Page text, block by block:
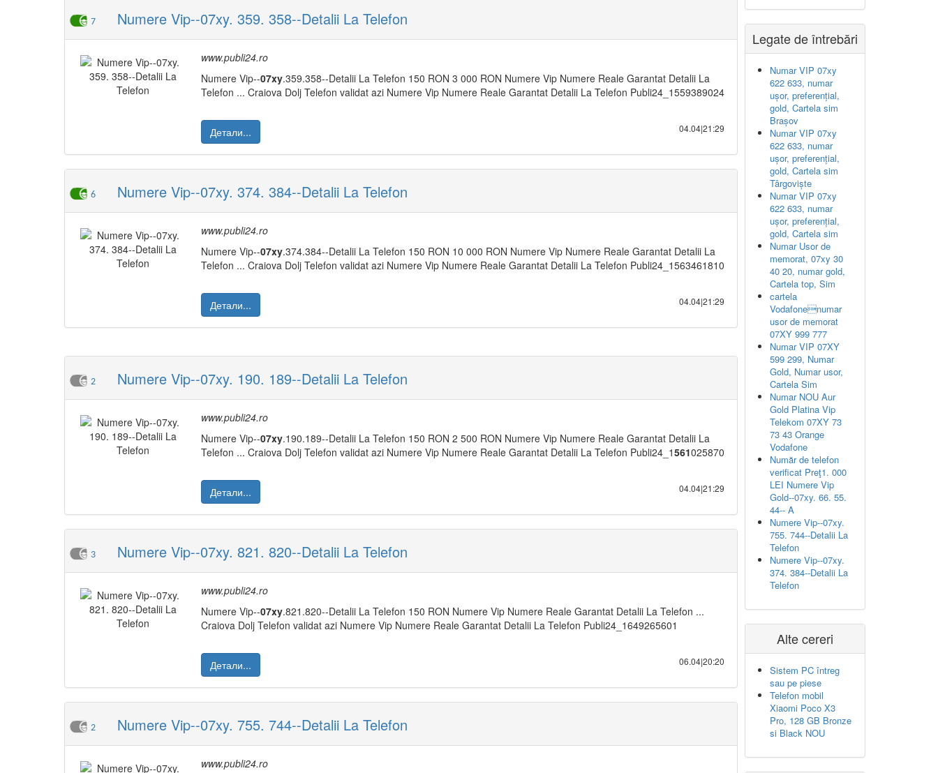
7 Numere Vip--07xy. 359. 358--Detalii La Telefon
www.publi24.ro
Numere Vip--07xy.359.358--Detalii La Telefon 150 RON 3 000 RON Numere Vip Numere Reale Garantat Detalii La
Telefon ... Craiova Dolj Telefon validat azi Numere Vip Numere Reale Garantat Detalii La Telefon Publi24_1559389024
Детали... 04.04|21:29
6 Numere Vip--07xy. 374. 384--Detalii La Telefon
www.publi24.ro
Numere Vip--07xy.374.384--Detalii La Telefon 150 RON 10 000 RON Numere Vip Numere Reale Garantat Detalii La
Telefon ... Craiova Dolj Telefon validat azi Numere Vip Numere Reale Garantat Detalii La Telefon Publi24_1563461810
Детали... 04.04|21:29
2 Numere Vip--07xy. 190. 189--Detalii La Telefon
www.publi24.ro
Numere Vip--07xy.190.189--Detalii La Telefon 150 RON 2 500 RON Numere Vip Numere Reale Garantat Detalii La
Telefon ... Craiova Dolj Telefon validat azi Numere Vip Numere Reale Garantat Detalii La Telefon Publi24_1561025870
Детали... 04.04|21:29
3 Numere Vip--07xy. 821. 820--Detalii La Telefon
www.publi24.ro
Numere Vip--07xy.821.820--Detalii La Telefon 150 RON Numere Vip Numere Reale Garantat Detalii La Telefon ...
Craiova Dolj Telefon validat azi Numere Vip Numere Reale Garantat Detalii La Telefon Publi24_1649265601
Детали... 06.04|20:20
2 Numere Vip--07xy. 755. 744--Detalii La Telefon
www.publi24.ro
Legate de întrebări
Numar VIP 07xy
622 633, numar
ușor, preferențial,
gold, Cartela sim
Brașov
Numar VIP 07xy
622 633, numar
ușor, preferențial,
gold, Cartela sim
Târgoviște
Numar VIP 07xy
622 633, numar
ușor, preferențial,
gold, Cartela sim
Numar Usor de
memorat, 07xy 30
40 20, numar gold,
Cartela top, Sim
cartela
Vodafonenumar
usor de memorat
07XY 999 777
Numar VIP 07XY
599 299, Numar
Gold, Numar usor,
Cartela Sim
Numar NOU Aur
Gold Platina Vip
Telekom 07XY 73
73 43 Orange
Vodafone
Număr de telefon
verificat Preţ1. 000
LEI Numere Vip
Gold--07xy. 66. 55.
44-- A
Numere Vip--07xy.
755. 744--Detalii La
Telefon
Numere Vip--07xy.
374. 384--Detalii La
Telefon
Alte cereri
Sistem PC întreg
sau pe piese
Telefon mobil
Xiaomi Poco X3
Pro, 128 GB Bronze
si Black NOU